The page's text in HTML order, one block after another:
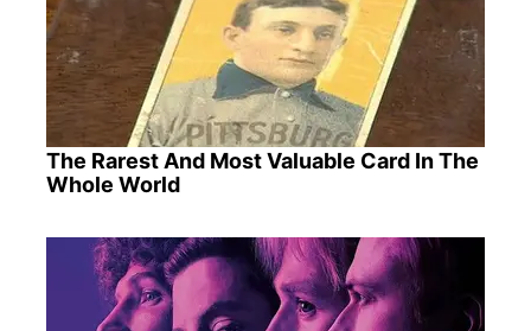
The Rarest And Most Valuable Card In The
Whole World